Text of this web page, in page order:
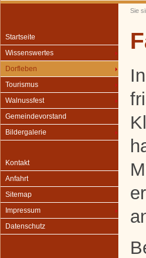
Sie
Startseite
Wissenswertes
Dorfleben
Tourismus
Walnussfest
Gemeindevorstand
Bildergalerie
Kontakt
Anfahrt
Sitemap
Impressum
Datenschutz